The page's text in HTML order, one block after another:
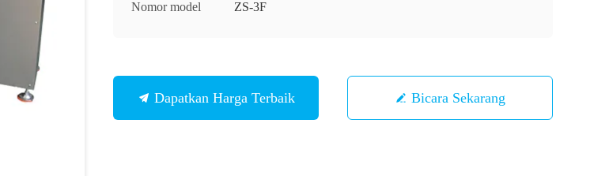
Nomor model ZS-3F
Dapatkan Harga Terbaik Bicara Sekarang